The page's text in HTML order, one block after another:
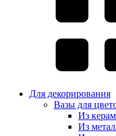
Для декорирования
Вазы для
Из
Из